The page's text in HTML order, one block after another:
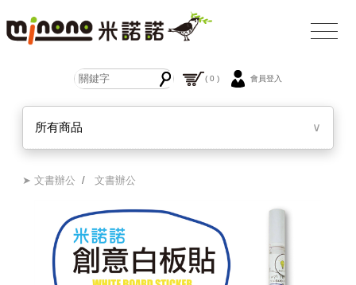
( 0 ) 會員登入
所有商品 ∨
➤ 文書辦公 /文書辦公